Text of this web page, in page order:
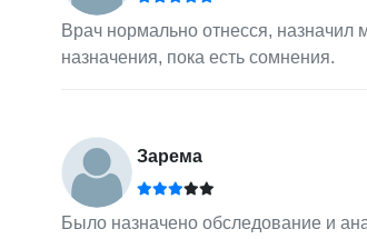
Врач нормально отнесся, назначил
назначения, пока есть сомнения.
Зарема
Было назначено обследование и